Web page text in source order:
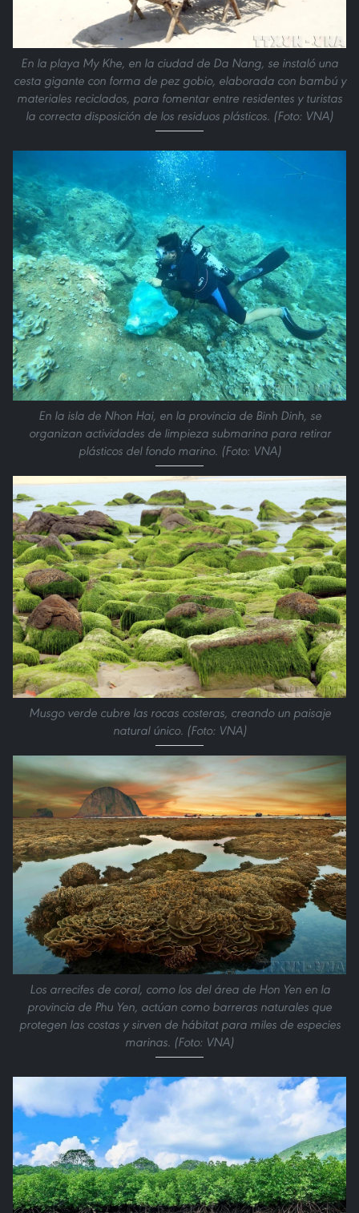
En la playa My Khe, en la ciudad de Da Nang, se instaló una
cesta gigante con forma de pez gobio, elaborada con bambú y
materiales reciclados, para fomentar entre residentes y turistas
la correcta disposición de los residuos plásticos. (Foto: VNA)
En la isla de Nhon Hai, en la provincia de Binh Dinh, se
organizan actividades de limpieza submarina para retirar
plásticos del fondo marino. (Foto: VNA)
Musgo verde cubre las rocas costeras, creando un paisaje
natural único. (Foto: VNA)
Los arrecifes de coral, como los del área de Hon Yen en la
provincia de Phu Yen, actúan como barreras naturales que
protegen las costas y sirven de hábitat para miles de especies
marinas. (Foto: VNA)